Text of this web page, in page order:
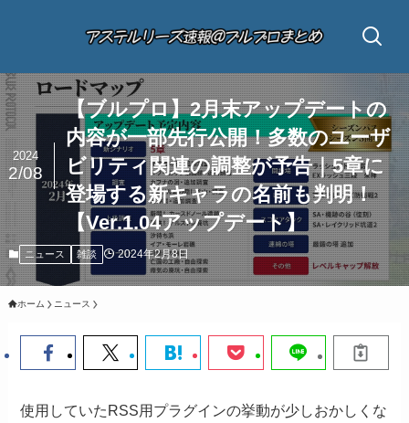
【ブルプロ】2月末アップデートの
内容が一部先行公開！多数のユーザ
ビリティ関連の調整が予告｜5章に
登場する新キャラの名前も判明！
【Ver.1.04アップデート】
2024
2/08
ニュース 雑談 2024年2月8日
ホーム ニュース
使用していたRSS用プラグインの挙動が少しおかしくな